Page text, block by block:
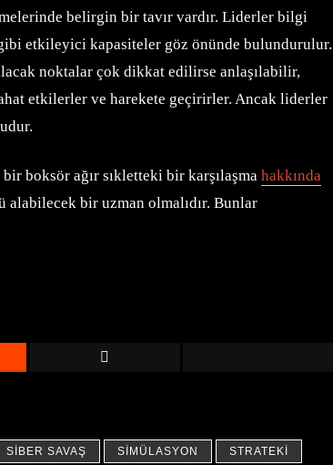
belirgin bir tavır vardır. Liderler bilgi
gibi etkileyici kapasiteler göz önünde bulundurulur.
noktalar çok dikkat edilirse anlaşılabilir,
etkilerler ve harekete geçirirler. Ancak liderler
boksör ağır sıkletteki bir karşılaşma hakkında
bir uzman olmalıdır. Bunlar
SIBER SAVAŞ SIMÜLASYON
STRATEKI